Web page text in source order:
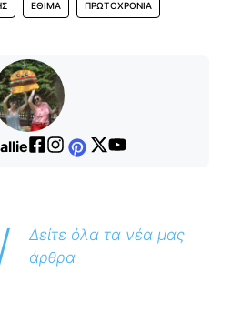
ΈΘΙΜΑ ΠΡΩΤΟΧΡΟΝΙΆ
Δείτε όλα τα νέα μας
άρθρα